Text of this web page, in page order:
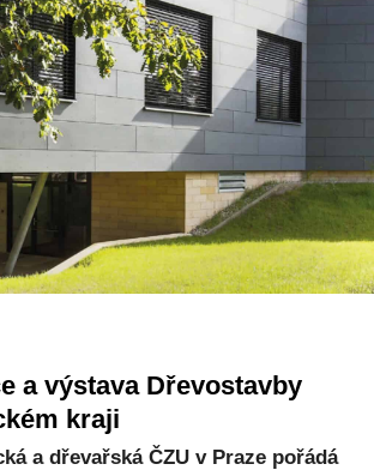
a výstava Dřevostavby
kraji
a dřevařská ČZU v Praze pořádá